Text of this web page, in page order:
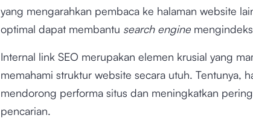
yang mengarahkan pembaca ke halaman website
optimal dapat membantu search engine
Internal link SEO merupakan elemen krusial yang
memahami struktur website secara utuh. Tentunya,
mendorong performa situs dan meningkatkan
pencarian.